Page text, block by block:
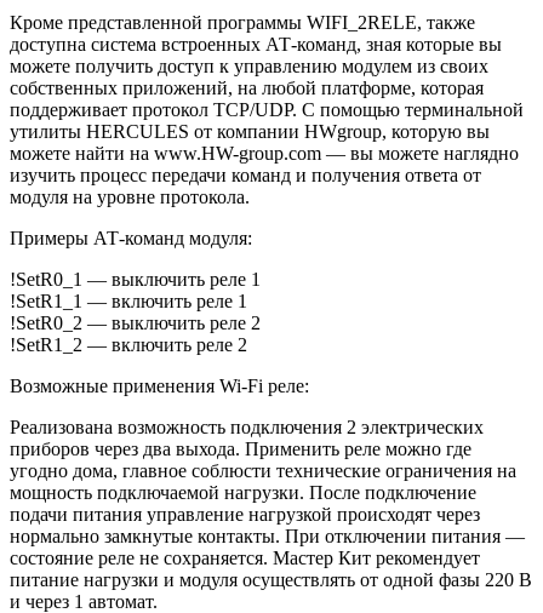
Кроме представленной программы WIFI_2RELE, также
доступна система встроенных АТ-команд, зная которые вы
можете получить доступ к управлению модулем из своих
собственных приложений, на любой платформе, которая
поддерживает протокол TCP/UDP. С помощью терминальной
утилиты HERCULES от компании HWgroup, которую вы
можете найти на www.HW-group.com — вы можете наглядно
изучить процесс передачи команд и получения ответа от
модуля на уровне протокола.
Примеры АТ-команд модуля:
!SetR0_1 — выключить реле 1
!SetR1_1 — включить реле 1
!SetR0_2 — выключить реле 2
!SetR1_2 — включить реле 2
Возможные применения Wi-Fi реле:
Реализована возможность подключения 2 электрических
приборов через два выхода. Применить реле можно где
угодно дома, главное соблюсти технические ограничения на
мощность подключаемой нагрузки. После подключение
подачи питания управление нагрузкой происходят через
нормально замкнутые контакты. При отключении питания —
состояние реле не сохраняется. Мастер Кит рекомендует
питание нагрузки и модуля осуществлять от одной фазы 220 В
и через 1 автомат.